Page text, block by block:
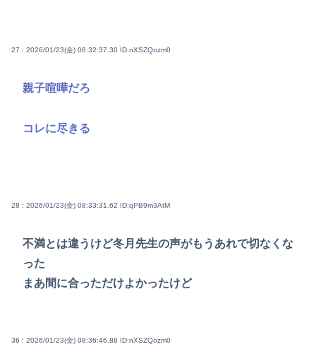
27 : 2026/01/23(金) 08:32:37.30 ID:nXSZQozm0
親子喧嘩だろ
コレに尽きる
28 : 2026/01/23(金) 08:33:31.62 ID:qPB9m3AtM
不満とは違うけど冬月先生の声がもうあれで切なくな
った
まあ間に合っただけよかったけど
36 : 2026/01/23(金) 08:36:46.88 ID:nXSZQozm0